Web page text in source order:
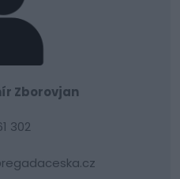
Zborovjan
302